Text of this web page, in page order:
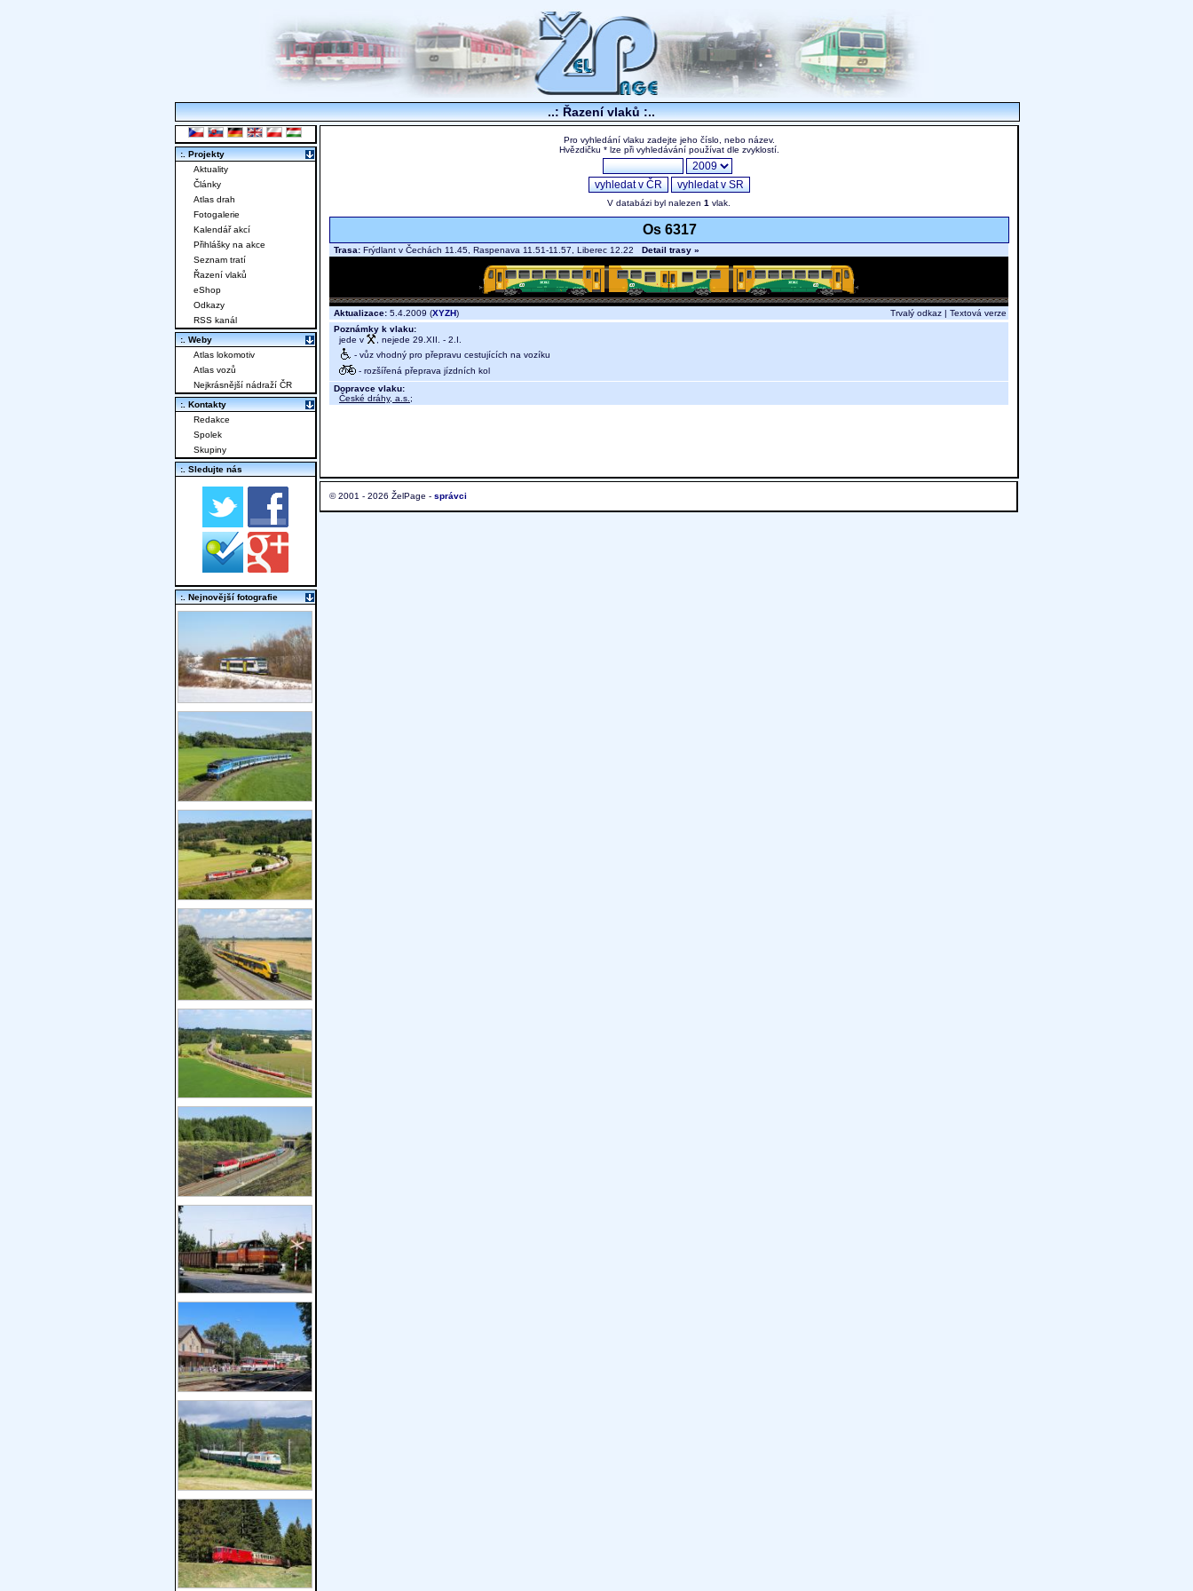
..: Řazení vlaků :..
Pro vyhledání vlaku zadejte jeho číslo, nebo název.
Hvězdičku * lze při vyhledávání používat dle zvyklostí.
V databázi byl nalezen 1 vlak.
Os 6317
Trasa: Frýdlant v Čechách 11.45, Raspenava 11.51-11.57, Liberec 12.22 Detail trasy »
Aktualizace: 5.4.2009 (XYZH) Trvalý odkaz | Textová verze
Poznámky k vlaku:
jede v
, nejede 29.XII. - 2.I.
- vůz vhodný pro přepravu cestujících na vozíku
- rozšířená přeprava jízdních kol
Dopravce vlaku:
České dráhy, a.s. ;
© 2001 - 2026 ŽelPage - správci
:. Projekty
Aktuality
Články
Atlas drah
Fotogalerie
Kalendář akcí
Přihlášky na akce
Seznam tratí
Řazení vlaků
eShop
Odkazy
RSS kanál
:. Weby
Atlas lokomotiv
Atlas vozů
Nejkrásnější nádraží ČR
:. Kontakty
Redakce
Spolek
Skupiny
:. Sledujte nás
:. Nejnovější fotografie